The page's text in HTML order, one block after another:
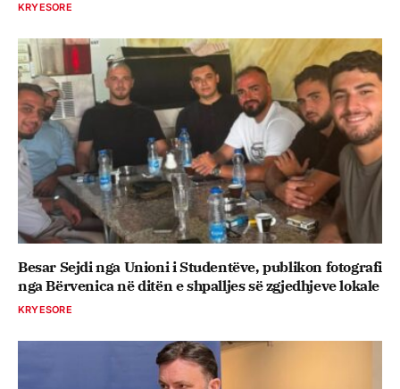
KRYESORE
Besar Sejdi nga Unioni i Studentëve, publikon fotografi
nga Bërvenica në ditën e shpalljes së zgjedhjeve lokale
KRYESORE